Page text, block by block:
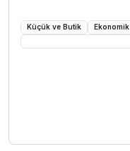
Küçük ve Butik Ekonomik